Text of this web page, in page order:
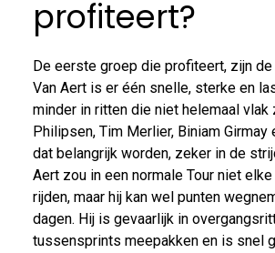
profiteert?
De eerste groep die profiteert, zijn
Van Aert is er één snelle, sterke en
minder in ritten die niet helemaal vlak
Philipsen, Tim Merlier, Biniam Girmay
dat belangrijk worden, zeker in de
Aert zou in een normale Tour niet
rijden, maar hij kan wel punten
dagen. Hij is gevaarlijk in
tussensprints meepakken en is snel